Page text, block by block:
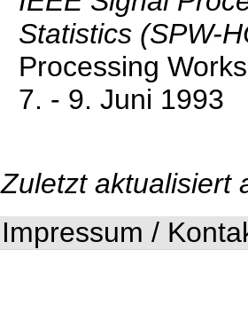
Statistics (SPW-
Processing
7. - 9. Juni 1993
Zuletzt aktualisiert
Impressum /